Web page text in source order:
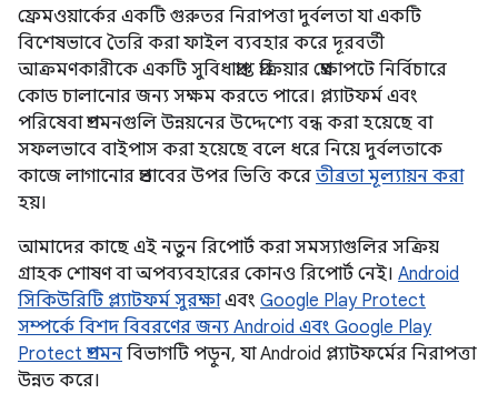
ফ্রেমওয়ার্কের একটি গুরুতর নিরাপত্তা দুর্বলতা যা একটি
বিশেষভাবে তৈরি করা ফাইল ব্যবহার করে দূরবর্তী
আক্রমণকারীকে একটি সুবিধাপ্রাপ্ত প্রক্রিয়ার প্রেক্ষাপটে নির্বিচারে
কোড চালানোর জন্য সক্ষম করতে পারে। প্ল্যাটফর্ম এবং
পরিষেবা প্রশমনগুলি উন্নয়নের উদ্দেশ্যে বন্ধ করা হয়েছে বা
সফলভাবে বাইপাস করা হয়েছে বলে ধরে নিয়ে দুর্বলতাকে
কাজে লাগানোর প্রভাবের উপর ভিত্তি করে তীব্রতা মূল্যায়ন করা
হয়।
আমাদের কাছে এই নতুন রিপোর্ট করা সমস্যাগুলির সক্রিয়
গ্রাহক শোষণ বা অপব্যবহারের কোনও রিপোর্ট নেই। Android
সিকিউরিটি প্ল্যাটফর্ম সুরক্ষাএবং Google Play Protect
সম্পর্কে বিশদ বিবরণের জন্য Android এবং Google Play
Protect প্রশমন বিভাগটি পড়ুন, যা Android প্ল্যাটফর্মের নিরাপত্তা
উন্নত করে।